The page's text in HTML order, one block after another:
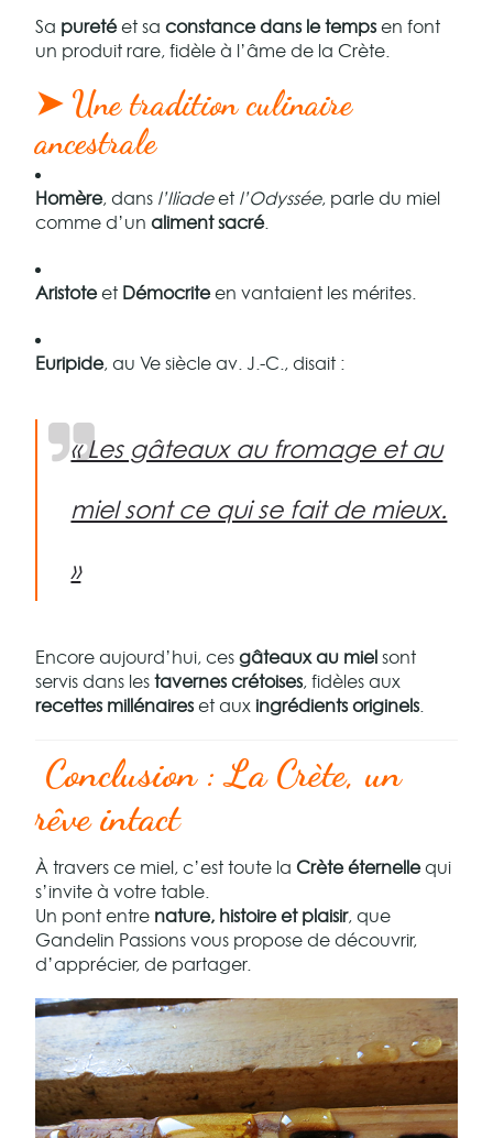
Sa puretéet saconstance dans le temps en font
un produit rare, fidèle à l’âme de la Crète.
➤ Une tradition culinaire
ancestrale
Homère, dans l’Iliadeet l’Odyssée, parle du miel
comme d’unaliment sacré.
Aristoteet Démocriteen vantaient les mérites.
Euripide, au Ve siècle av. J.-C., disait :
« Les gâteaux au fromage et au
miel sont ce qui se fait de mieux.
»
Encore aujourd’hui, cesgâteaux au miel sont
servis dans lestavernes crétoises, fidèles aux
recettes millénaires et auxingrédients originels.
Conclusion : La Crète, un
rêve intact
À travers ce miel, c’est toute la Crète éternellequi
s’invite à votre table.
Un pont entre nature, histoire et plaisir, que
Gandelin Passions vous propose de découvrir,
d’apprécier, de partager.